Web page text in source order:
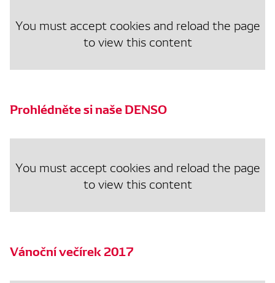
You must accept cookies and reload the page
to view this content
Prohlédněte si naše DENSO
You must accept cookies and reload the page
to view this content
Vánoční večírek 2017